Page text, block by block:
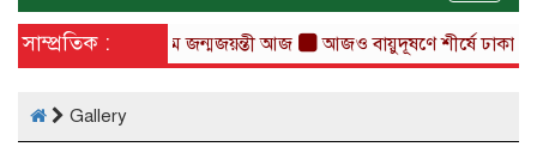
সাম্প্রতিক :
ঠাকুরের ১৬৫তম জন্মজয়ন্তী আজ আজও বায়ুদূষণে শীর্ষে ঢাকা
Gallery